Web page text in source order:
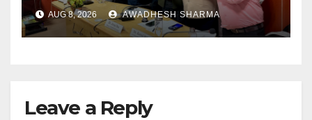
AUG 8, 2026 AWADHESH SHARMA
Leave a Reply